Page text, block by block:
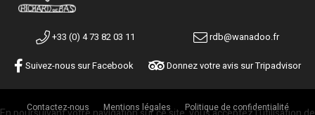
+33 (0) 4 73 82 03 11 rdb@wanadoo.fr
Suivez-nous sur Facebook Donnez votre avis sur Tripadvisor
Contactez-nous Mentions légales Politique de confidentialité